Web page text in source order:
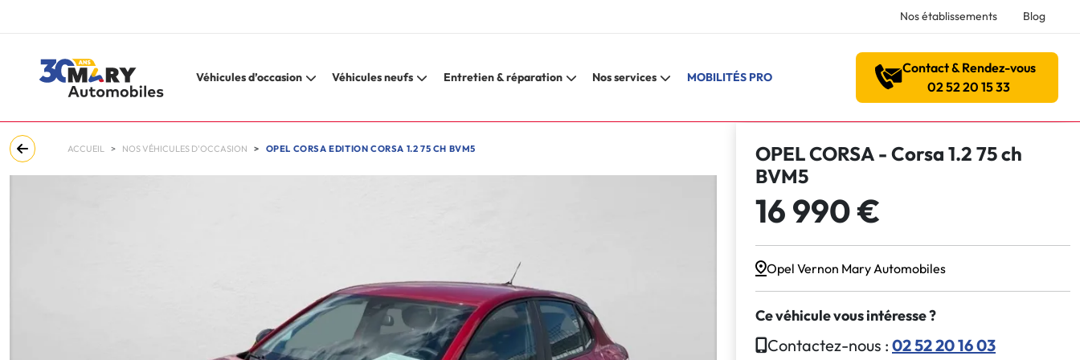
Nos établissements Blog
Véhicules d’occasion Véhicules neufs Entretien & réparation Nos services MOBILITÉS PRO
Contact & Rendez-vous
02 52 20 15 33
ACCUEIL NOS VÉHICULES D'OCCASION OPEL CORSA EDITION CORSA 1.2 75 CH BVM5
OPEL CORSA - Corsa 1.2 75 ch
BVM5
16 990 €
Opel Vernon Mary Automobiles
Ce véhicule vous intéresse ?
Contactez-nous : 02 52 20 16 03